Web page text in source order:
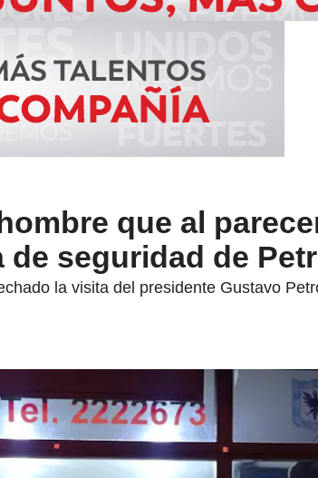
que al
de seguridad de
la visita del presidente Gustavo